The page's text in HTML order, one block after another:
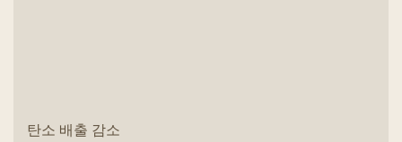
탄소 배출 감소